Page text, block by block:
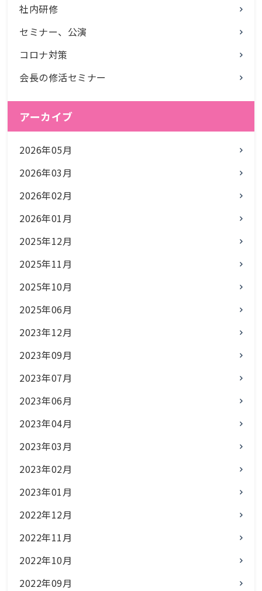
社内研修
セミナー、公演
コロナ対策
会長の修活セミナー
アーカイブ
2026年05月
2026年03月
2026年02月
2026年01月
2025年12月
2025年11月
2025年10月
2025年06月
2023年12月
2023年09月
2023年07月
2023年06月
2023年04月
2023年03月
2023年02月
2023年01月
2022年12月
2022年11月
2022年10月
2022年09月